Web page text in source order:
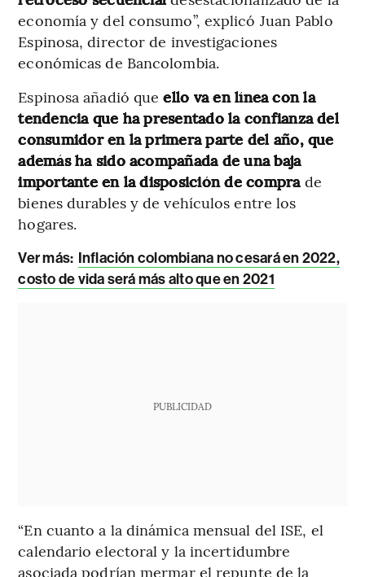
economía y del consumo”, explicó Juan Pablo
Espinosa, director de investigaciones
económicas de Bancolombia.
Espinosa añadió queello va en línea con la
tendencia que ha presentado la confianza del
consumidor en la primera parte del año, que
además ha sido acompañada de una baja
importante en la disposición de compra de
bienes durables y de vehículos entre los
hogares.
Ver más: Inflación colombiana no cesará en 2022,
costo de vida será más alto que en 2021
PUBLICIDAD
“En cuanto a la dinámica mensual del ISE, el
calendario electoral y la incertidumbre
asociada podrían mermar el repunte de la